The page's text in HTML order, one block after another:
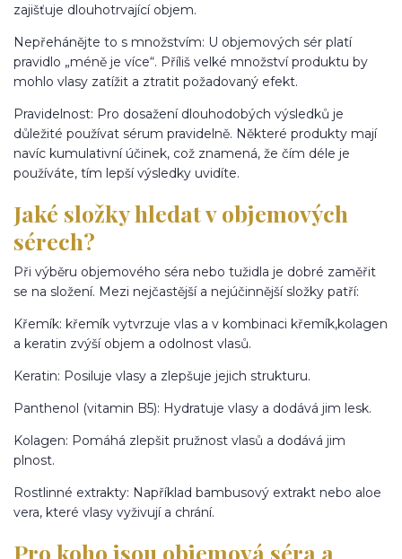
zajišťuje dlouhotrvající objem.
Nepřehánějte to s množstvím: U objemových sér platí
pravidlo „méně je více“. Příliš velké množství produktu by
mohlo vlasy zatížit a ztratit požadovaný efekt.
Pravidelnost: Pro dosažení dlouhodobých výsledků je
důležité používat sérum pravidelně. Některé produkty mají
navíc kumulativní účinek, což znamená, že čím déle je
používáte, tím lepší výsledky uvidíte.
Jaké složky hledat v objemových
sérech?
Při výběru objemového séra nebo tužidla je dobré zaměřit
se na složení. Mezi nejčastější a nejúčinnější složky patří:
Křemík: křemík vytvrzuje vlas a v kombinaci křemík,kolagen
a keratin zvýší objem a odolnost vlasů.
Keratin: Posiluje vlasy a zlepšuje jejich strukturu.
Panthenol (vitamin B5): Hydratuje vlasy a dodává jim lesk.
Kolagen: Pomáhá zlepšit pružnost vlasů a dodává jim
plnost.
Rostlinné extrakty: Například bambusový extrakt nebo aloe
vera, které vlasy vyživují a chrání.
Pro koho jsou objemová séra a